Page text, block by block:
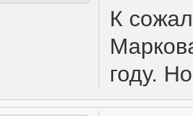
К
году.